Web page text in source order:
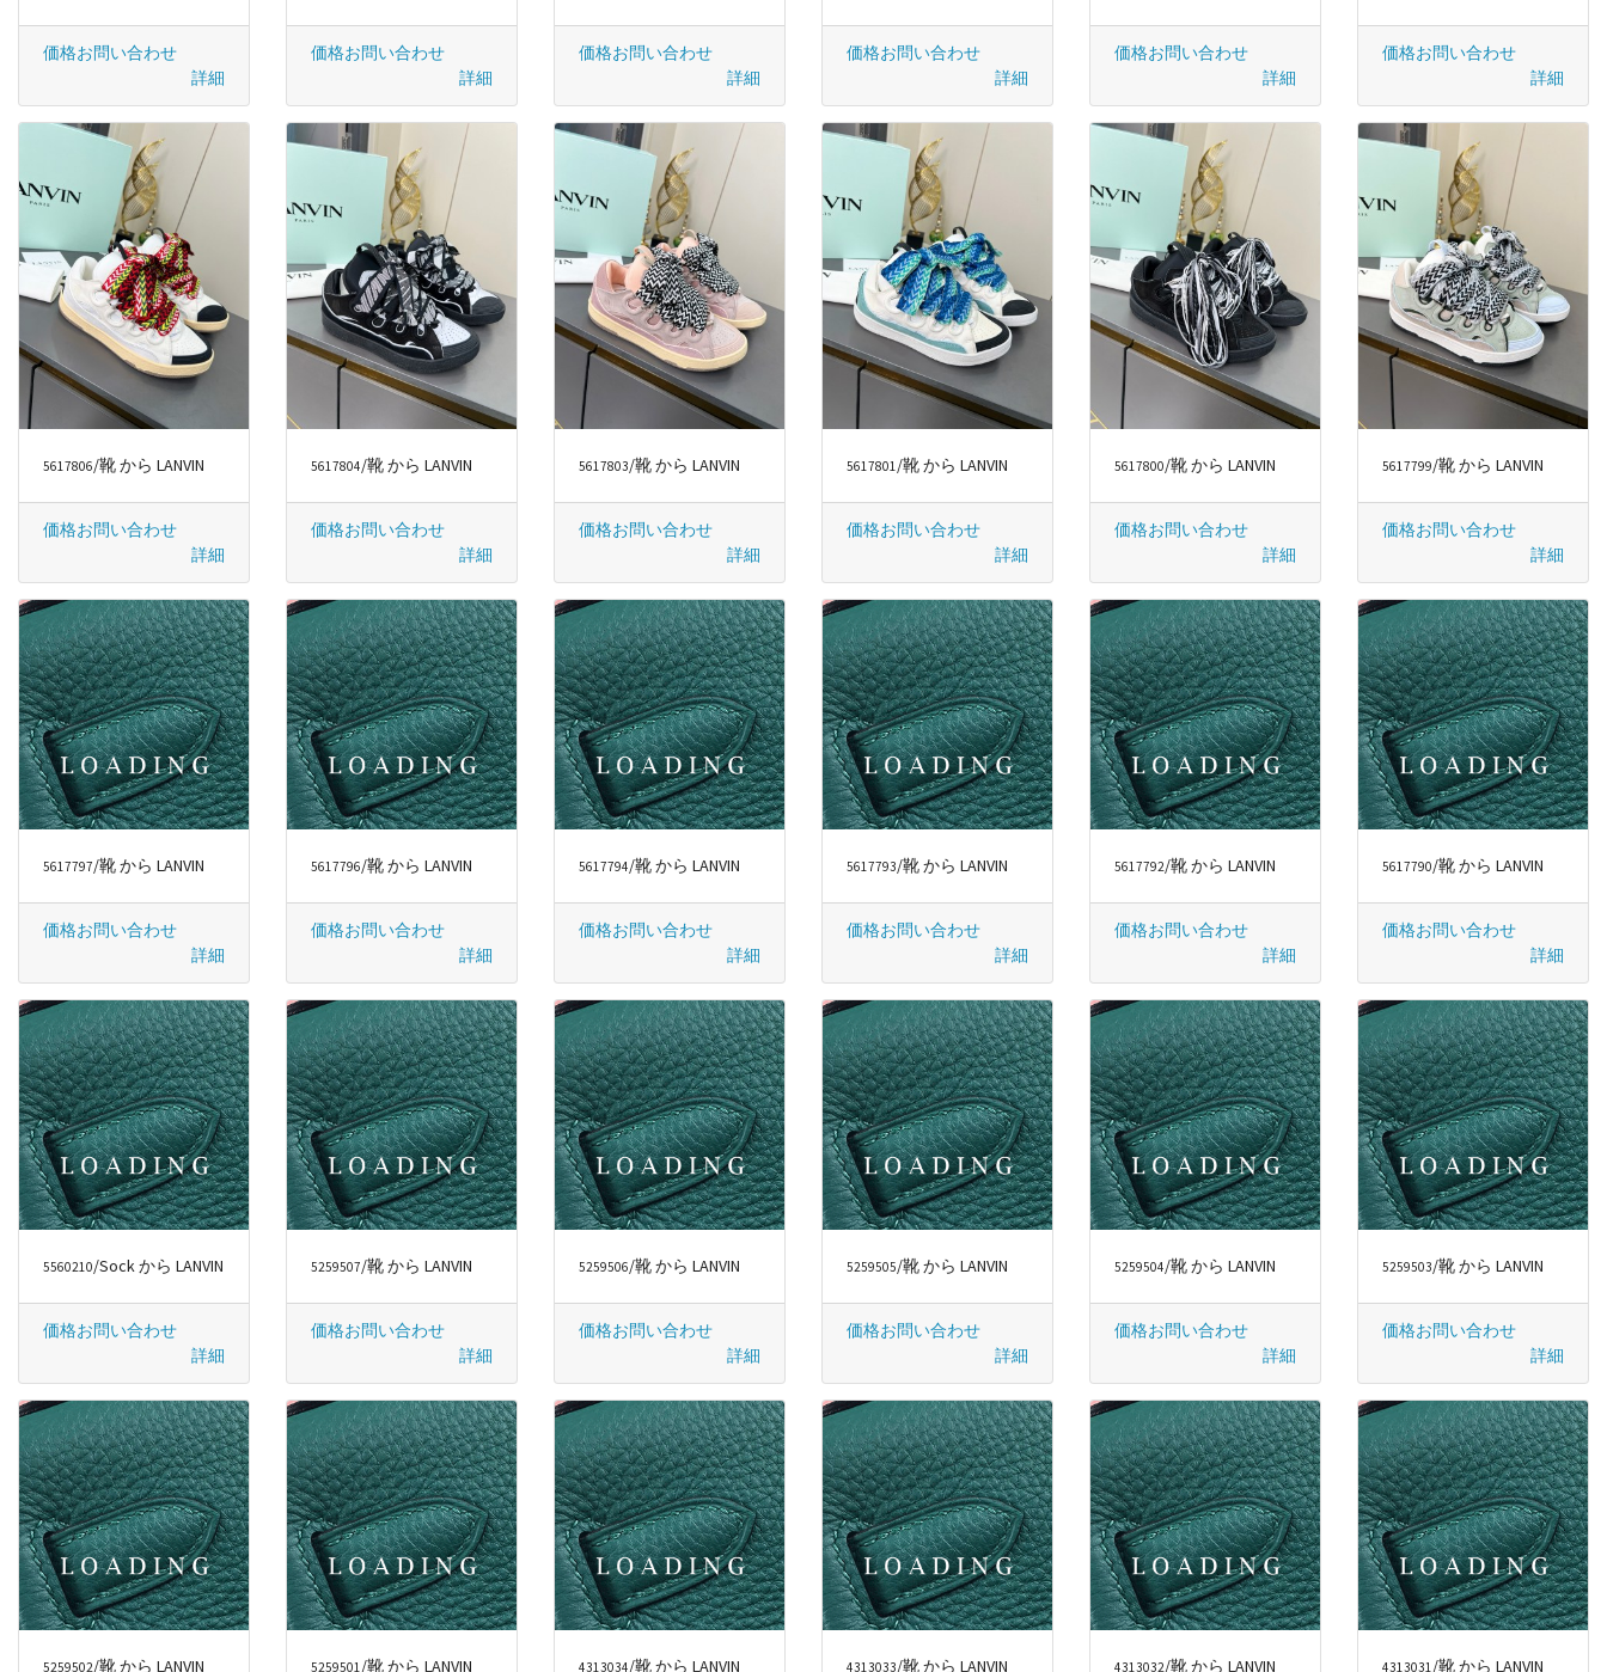
価格お問い合わせ
詳細
価格お問い合わせ
詳細
価格お問い合わせ
詳細
価格お問い合わせ
詳細
価格お問い合わせ
詳細
価格お問い合わせ
詳細
5617806/靴 から LANVIN
価格お問い合わせ
詳細
5617804/靴 から LANVIN
価格お問い合わせ
詳細
5617803/靴 から LANVIN
価格お問い合わせ
詳細
5617801/靴 から LANVIN
価格お問い合わせ
詳細
5617800/靴 から LANVIN
価格お問い合わせ
詳細
5617799/靴 から LANVIN
価格お問い合わせ
詳細
5617797/靴 から LANVIN
価格お問い合わせ
詳細
5617796/靴 から LANVIN
価格お問い合わせ
詳細
5617794/靴 から LANVIN
価格お問い合わせ
詳細
5617793/靴 から LANVIN
価格お問い合わせ
詳細
5617792/靴 から LANVIN
価格お問い合わせ
詳細
5617790/靴 から LANVIN
価格お問い合わせ
詳細
5560210/Sock から LANVIN
価格お問い合わせ
詳細
5259507/靴 から LANVIN
価格お問い合わせ
詳細
5259506/靴 から LANVIN
価格お問い合わせ
詳細
5259505/靴 から LANVIN
価格お問い合わせ
詳細
5259504/靴 から LANVIN
価格お問い合わせ
詳細
5259503/靴 から LANVIN
価格お問い合わせ
詳細
5259502/靴 から LANVIN 5259501/靴 から LANVIN 4313034/靴 から LANVIN 4313033/靴 から LANVIN 4313032/靴 から LANVIN 4313031/靴 から LANVIN